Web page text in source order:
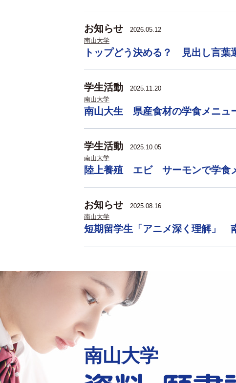
お知らせ
2026.05.12
南山大学
トップどう決める？ 見出し言
学生活動
2025.11.20
南山大学
南山大生 県産食材の学食メニ
学生活動
2025.10.05
南山大学
陸上養殖 エビ サーモンで学食
お知らせ
2025.08.16
南山大学
短期留学生「アニメ深く理解」
南山大学